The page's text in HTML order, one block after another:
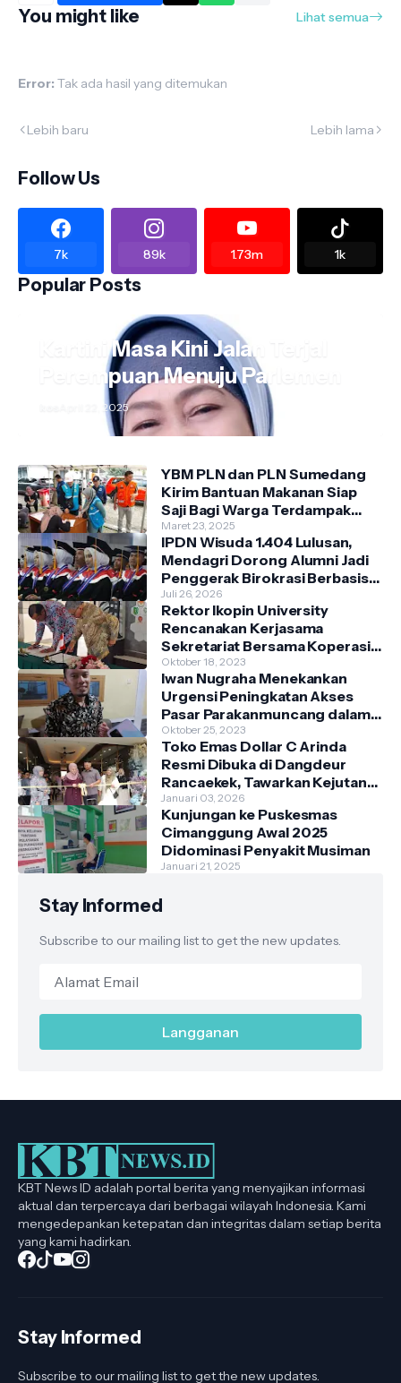
You might like Lihat semua
Error: Tak ada hasil yang ditemukan
Lebih baru Lebih lama
Follow Us
7k 89k 1.73m 1k
Popular Posts
Kartini Masa Kini Jalan Terjal
Perempuan Menuju Parlemen
April 22, 2025
YBM PLN dan PLN Sumedang
Kirim Bantuan Makanan Siap
Saji Bagi Warga Terdampak
Banjir Kecamatan Cimanggung
Maret 23, 2025
IPDN Wisuda 1.404 Lulusan,
Mendagri Dorong Alumni Jadi
Penggerak Birokrasi Berbasis
Pengetahuan
Juli 26, 2026
Rektor Ikopin University
Rencanakan Kerjasama
Sekretariat Bersama Koperasi
Indonesia
Oktober 18, 2023
Iwan Nugraha Menekankan
Urgensi Peningkatan Akses
Pasar Parakanmuncang dalam
Penanganan Stunting
Oktober 25, 2023
Toko Emas Dollar C Arinda
Resmi Dibuka di Dangdeur
Rancaekek, Tawarkan Kejutan
Spesial Grand Opening
Januari 03, 2026
Kunjungan ke Puskesmas
Cimanggung Awal 2025
Didominasi Penyakit Musiman
Januari 21, 2025
Stay Informed
Subscribe to our mailing list to get the new updates.
KBT News ID adalah portal berita yang menyajikan informasi
aktual dan terpercaya dari berbagai wilayah Indonesia. Kami
mengedepankan ketepatan dan integritas dalam setiap berita
yang kami hadirkan.
Stay Informed
Subscribe to our mailing list to get the new updates.